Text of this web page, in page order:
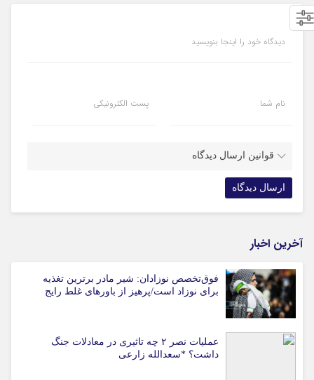
دیدگاه خود را اینجا بنویسید
نام شما پست الکترونیکی
قوانین ارسال دیدگاه
آخرین اخبار
فوق‌تخصص نوزادان: شیر مادر برترین تغذیه
برای نوزاد است/پرهیز از باورهای غلط رایج
عملیات نصر ۲ چه تاثیری در معادلات جنگ
داشت؟ *سعدالله زارعی